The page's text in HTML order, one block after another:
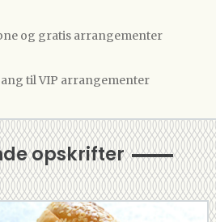
og gratis arrangementer
til VIP arrangementer
opskrifter